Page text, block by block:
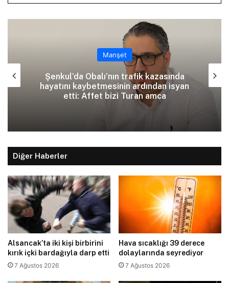
Manşet
Şenkul’da Obalı’nın trafik kazasında
hayatını kaybetmesinin ardından isyan
etti: Affet bizi Turan amca
Diğer Haberler
Alsancak’ta iki kişi birbirini
kırık içki bardağıyla darp etti
7 Ağustos 2026
Hava sıcaklığı 39 derece
dolaylarında seyrediyor
7 Ağustos 2026